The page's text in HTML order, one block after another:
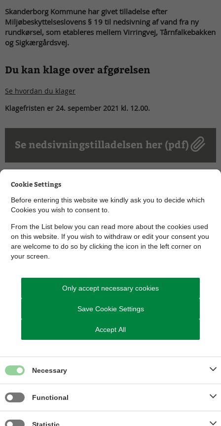
Skanderborg Kommune har givet tilladelse efter
Miljøbeskyttelseslovens § 19 til nedsivning af vand fra ny
rundkørsel, som etableres mellem Virringvej, Tårnfalkebakken
og Sigkærgårdsvej.
Du kan klage over afgørelsen
Se hvordan du klager
Klagefristen er 24. sepember 2021 kl. 12.00.
Se nedsivningstilladelsen her (pdf)
(pdf)
Sagsnummer
Relaterede links
Miljøbeskyttelsesloven (retsinformation)
Cookie Settings
Before entering this website we kindly ask you to decide which
Cookies you wish to consent to.
From the List below you can read more about the cookies used
on this website. If you wish to withdraw or edit your consent you
are welcome to do so by clicking the icon in the left corner on
your screen.
Only accept necessary cookies
Save Cookie Settings
Accept All
Necessary
Functional
Statistic